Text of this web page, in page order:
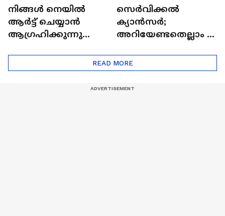
നിങ്ങൾ നെയിൽ
ആർട്ട് ചെയ്യാൻ
ആഗ്രഹിക്കുന്നുണ്ടോ
ട്രെൻഡിനെക്കുറിച്ച് |
Nail Art | Trends Cafe
സെർവിക്കൽ
ക്യാൻസർ;
അറിയേണ്ടതെല്ലാം |
Cancer
READ MORE